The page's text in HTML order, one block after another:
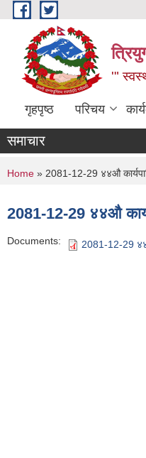
Skip to main content
'"
गृहपृष्ठ परिचय
समाचार
You are here
Home » 2081-12-29 ४४औ
2081-12-29 ४४औ
Documents: 2081-12-29